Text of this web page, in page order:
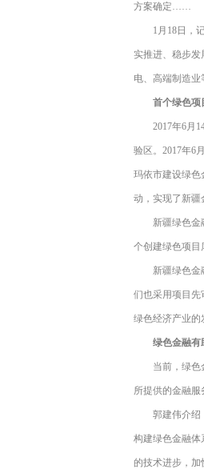
方案确定……
1月18日，
实推进、稳步发
电、高端制造业
首个绿色项
2017年6月
验区。2017年6
玛依市建设绿色
动，实现了新疆
新疆绿色金
个创建绿色项目
新疆绿色金
们也采用项目先
绿色经济产业的
绿色金融有
当前，绿
所提供的金融服
郭建伟介绍
构建绿色金融体
的技术进步，加